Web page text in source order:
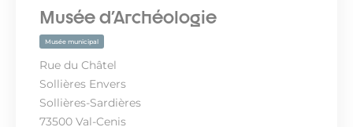
Musée d'Archéologie
Musée municipal
Rue du Châtel
Sollières Envers
Sollières-Sardières
73500 Val-Cenis